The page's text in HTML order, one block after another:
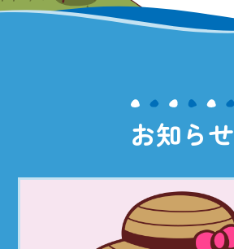
お知らせ